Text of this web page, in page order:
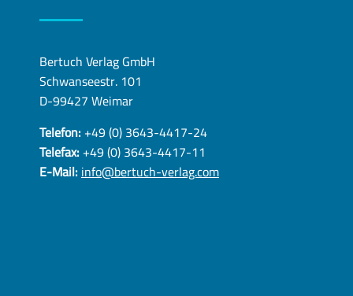
Bertuch Verlag GmbH
Schwanseestr. 101
D-99427 Weimar
Telefon:+49 (0) 3643-4417-24
Telefax:+49 (0) 3643-4417-11
E-Mail:info@bertuch-verlag.com